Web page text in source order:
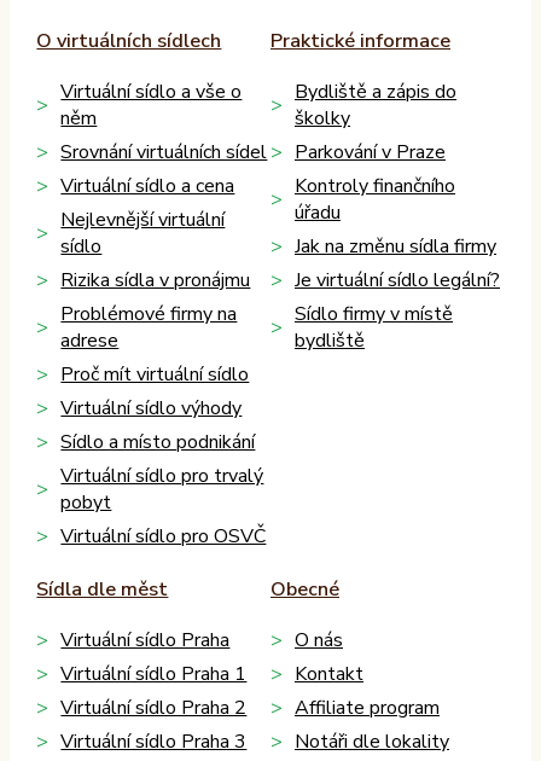
O virtuálních sídlech
Virtuální sídlo a vše o
něm
Srovnání virtuálních sídel
Virtuální sídlo a cena
Nejlevnější virtuální
sídlo
Rizika sídla v pronájmu
Problémové firmy na
adrese
Proč mít virtuální sídlo
Virtuální sídlo výhody
Sídlo a místo podnikání
Virtuální sídlo pro trvalý
pobyt
Virtuální sídlo pro OSVČ
Praktické informace
Bydliště a zápis do
školky
Parkování v Praze
Kontroly finančního
úřadu
Jak na změnu sídla firmy
Je virtuální sídlo legální?
Sídlo firmy v místě
bydliště
Sídla dle měst
Virtuální sídlo Praha
Virtuální sídlo Praha 1
Virtuální sídlo Praha 2
Virtuální sídlo Praha 3
Obecné
O nás
Kontakt
Affiliate program
Notáři dle lokality